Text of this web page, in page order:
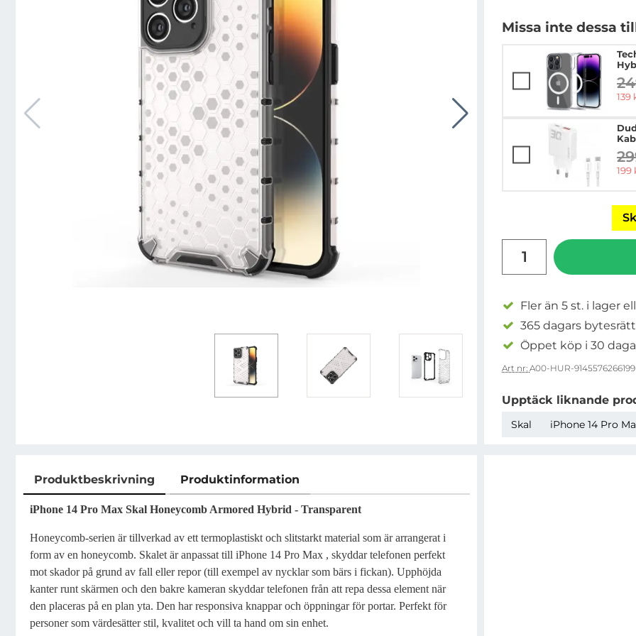
Missa inte dessa
rea
139
rea
199
Fler än 5 st. i lager
365 dagars bytesrätt
Öppet köp i 30
Art nr: A00-HUR-9145576266199
Upptäck liknande
Skal iPhone 14 Pro
Produktbeskrivning Produktinformation
Produktbeskrivning
iPhone 14 Pro Max Skal Honeycomb Armored Hybrid - Transparent
Honeycomb-serien är tillverkad av ett termoplastiskt och slitstarkt material som är arrangerat i
form av en honeycomb. Skalet är anpassat till iPhone 14 Pro Max , skyddar telefonen perfekt
mot skador på grund av fall eller repor (till exempel av nycklar som bärs i fickan). Upphöjda
kanter runt skärmen och den bakre kameran skyddar telefonen från att repa dessa element när
den placeras på en plan yta. Den har responsiva knappar och öppningar för portar. Perfekt för
personer som värdesätter stil, kvalitet och vill ta hand om sin enhet.